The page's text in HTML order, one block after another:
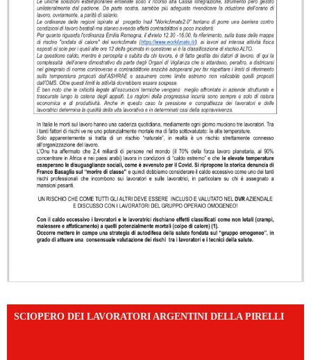
SCIOPERO DEI LAVORATORI ARGENTINI DELLA PIRELLI